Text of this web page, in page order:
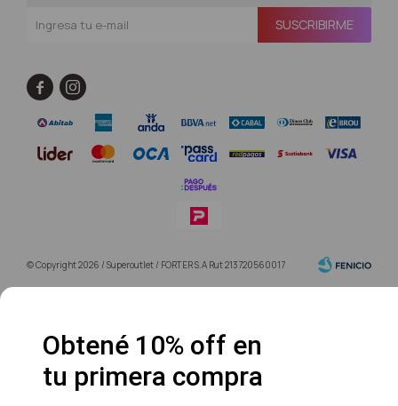
SUSCRIBIRME
 
© Copyright 2026 / Superoutlet / FORTER S.A Rut 213720560017
Obtené 10% off en
tu primera compra